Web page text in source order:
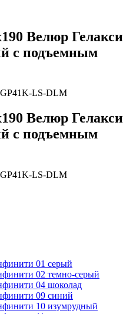
Велюр Гелакси
с подъемным
LS-DLM
Велюр Гелакси
с подъемным
LS-DLM